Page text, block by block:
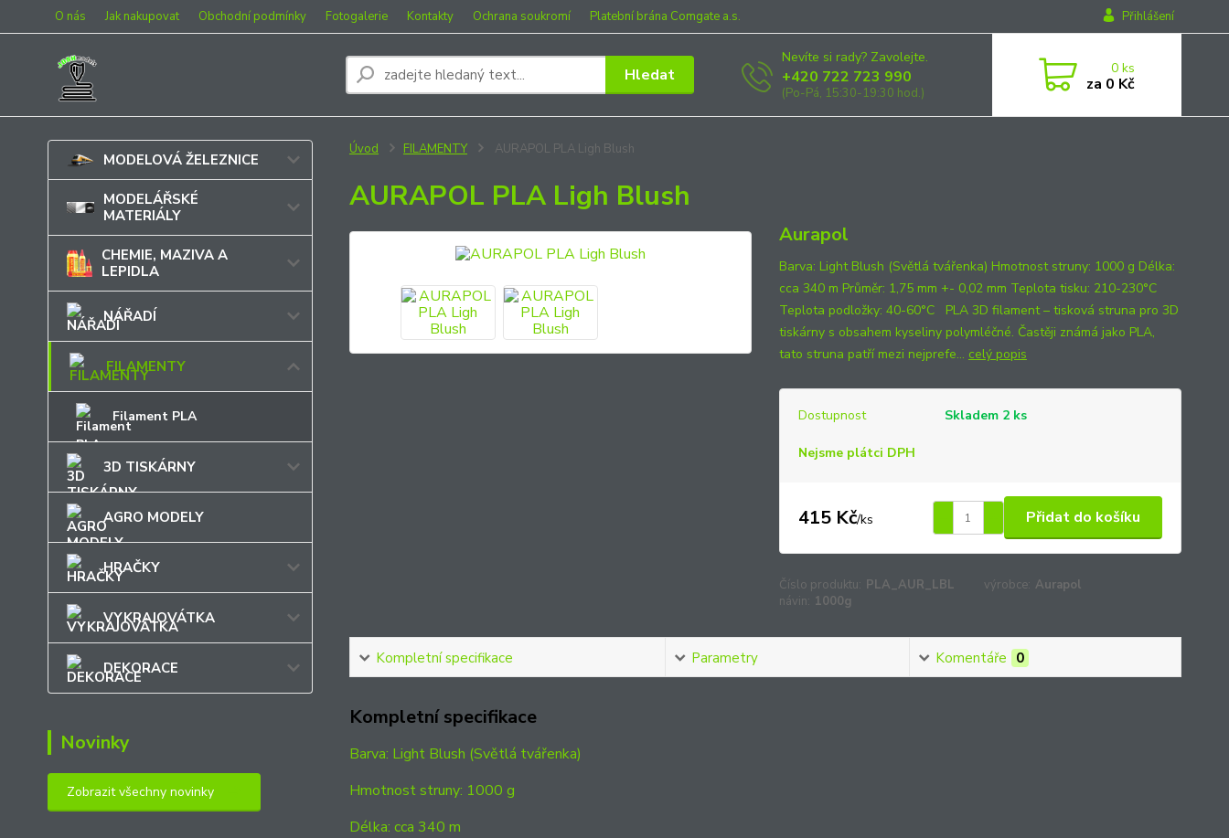
O nás Jak nakupovat Obchodní podmínky Fotogalerie Kontakty Ochrana soukromí Platební brána Comgate a.s. Přihlášení
Hledat
Nevíte si rady? Zavolejte.
+420 722 723 990
(Po-Pá, 15:30-19:30 hod.)
0ks
za 0 Kč
MODELOVÁ ŽELEZNICE
MODELÁŘSKÉ
MATERIÁLY
CHEMIE, MAZIVA A
LEPIDLA
NÁŘADÍ
FILAMENTY
Filament PLA
3D TISKÁRNY
AGRO MODELY
HRAČKY
VYKRAJOVÁTKA
DEKORACE
Novinky
Zobrazit všechny novinky
Úvod FILAMENTY AURAPOL PLA Ligh Blush
AURAPOL PLA Ligh Blush
Aurapol
Barva: Light Blush (Světlá tvářenka) Hmotnost struny: 1000 g Délka:
cca 340 m Průměr: 1,75 mm +- 0,02 mm Teplota tisku: 210-230°C
Teplota podložky: 40-60°C PLA 3D filament – tisková struna pro 3D
tiskárny s obsahem kyseliny polymléčné. Častěji známá jako PLA,
tato struna patří mezi nejprefe... celý popis
Dostupnost Skladem 2 ks
Nejsme plátci DPH
415 Kč/ks Přidat do košíku
Číslo produktu: PLA_AUR_LBL výrobce: Aurapol
návin: 1000g
Kompletní specifikace Parametry Komentáře 0
Kompletní specifikace
Barva: Light Blush (Světlá tvářenka)
Hmotnost struny: 1000 g
Délka: cca 340 m